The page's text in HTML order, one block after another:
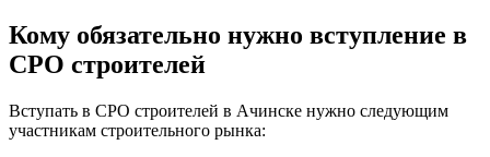
Кому обязательно нужно вступление в
СРО строителей
Вступать в СРО строителей в Ачинске нужно следующим
участникам строительного рынка: